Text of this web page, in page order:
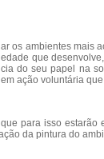
os ambientes mais
que
do seu papel na
ação voluntária
para isso
da pintura do